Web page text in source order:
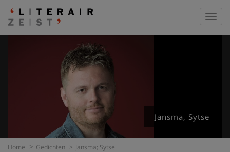
Jansma, Sytse
Home Gedichten Jansma; Sytse